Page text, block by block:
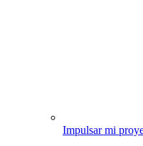
Impulsar mi